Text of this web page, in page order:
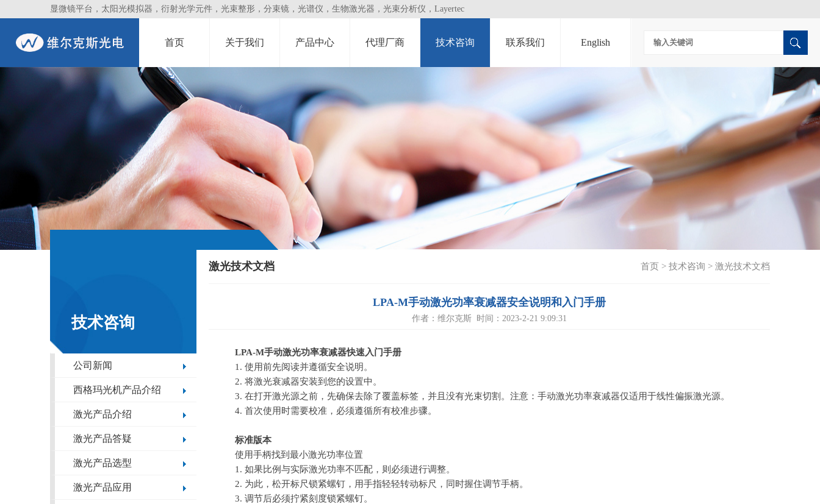
显微镜平台，太阳光模拟器，衍射光学元件，光束整形，分束镜，光谱仪，生物激光器，光束分析仪，Layertec
首页 关于我们 产品中心 代理厂商 技术咨询 联系我们 English
技术咨询
公司新闻
西格玛光机产品介绍
激光产品介绍
激光产品答疑
激光产品选型
激光产品应用
激光技术文档 首页 > 技术咨询 > 激光技术文档
LPA-M手动激光功率衰减器安全说明和入门手册
作者：维尔克斯 时间：2023-2-21 9:09:31
LPA-M手动激光功率衰减器快速入门手册
1. 使用前先阅读并遵循安全说明。
2. 将激光衰减器安装到您的设置中。
3. 在打开激光源之前，先确保去除了覆盖标签，并且没有光束切割。注意：手动激光功率衰减器仅适用于线性偏振激光源。
4. 首次使用时需要校准，必须遵循所有校准步骤。
标准版本
使用手柄找到最小激光功率位置
1. 如果比例与实际激光功率不匹配，则必须进行调整。
2. 为此，松开标尺锁紧螺钉，用手指轻轻转动标尺，同时握住调节手柄。
3. 调节后必须拧紧刻度锁紧螺钉。